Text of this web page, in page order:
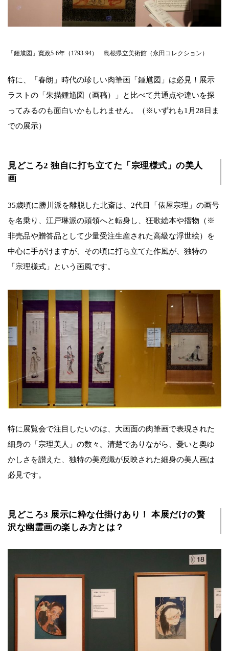
「鍾馗図」寛政5-6年（1793-94） 島根県立美術館（永田コレクション）
特に、「春朗」時代の珍しい肉筆画「鍾馗図」は必見！展示
ラストの「朱描鍾馗図（画稿）」と比べて共通点や違いを探
ってみるのも面白いかもしれません。（※いずれも1月28日ま
での展示）
見どころ2 独自に打ち立てた「宗理様式」の美人
画
35歳頃に勝川派を離脱した北斎は、2代目「俵屋宗理」の画号
を名乗り、江戸琳派の頭領へと転身し、狂歌絵本や摺物（※
非売品や贈答品として少量受注生産された高級な浮世絵）を
中心に手がけますが、その頃に打ち立てた作風が、独特の
「宗理様式」という画風です。
特に展覧会で注目したいのは、大画面の肉筆画で表現された
細身の「宗理美人」の数々。清楚でありながら、憂いと奥ゆ
かしさを讃えた、独特の美意識が反映された細身の美人画は
必見です。
見どころ3 展示に粋な仕掛けあり！ 本展だけの贅
沢な幽霊画の楽しみ方とは？